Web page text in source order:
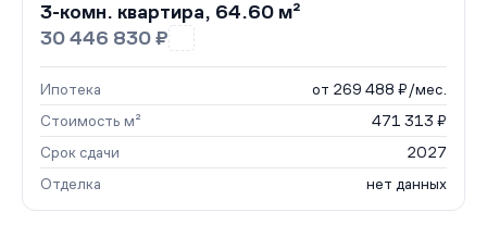
3-комн. квартира, 64.60 м²
30 446 830 ₽
Ипотека
от 269 488 ₽/мес.
Стоимость м²
471 313 ₽
Срок сдачи
2027
Отделка
нет данных